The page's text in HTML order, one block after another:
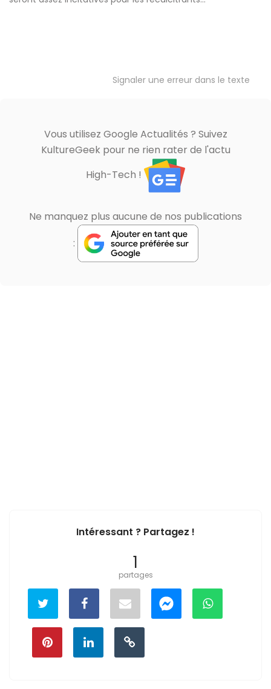
Signaler une erreur dans le texte
Vous utilisez Google Actualités ? Suivez
KultureGeek pour ne rien rater de l'actu
High-Tech !
Ne manquez plus aucune de nos publications
:
Intéressant ? Partagez !
1
partages